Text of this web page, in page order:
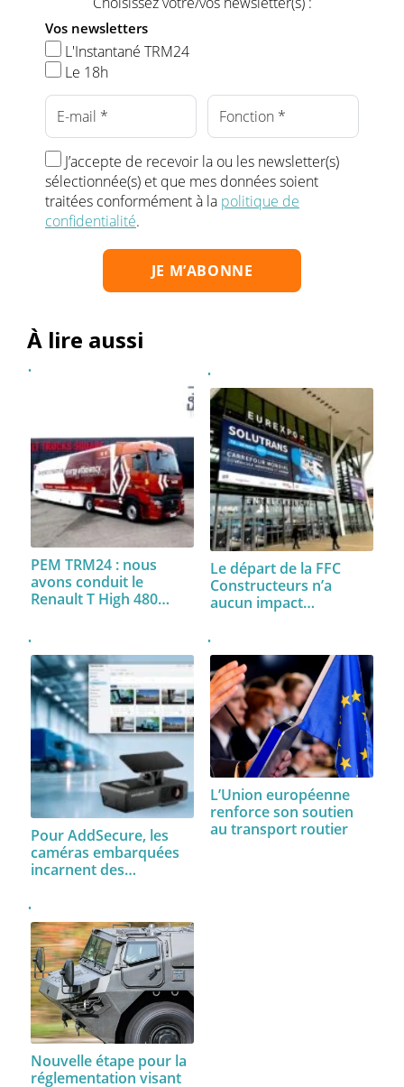
Vos newsletters
L'Instantané TRM24
Le 18h
J’accepte de recevoir la ou les newsletter(s)
sélectionnée(s) et que mes données soient
traitées conformément à la politique de
confidentialité.
À lire aussi
PEM TRM24 : nous
avons conduit le
Renault T High 480…
Le départ de la FFC
Constructeurs n’a
aucun impact…
Pour AddSecure, les
caméras embarquées
incarnent des…
L’Union européenne
renforce son soutien
au transport routier
Nouvelle étape pour la
réglementation visant